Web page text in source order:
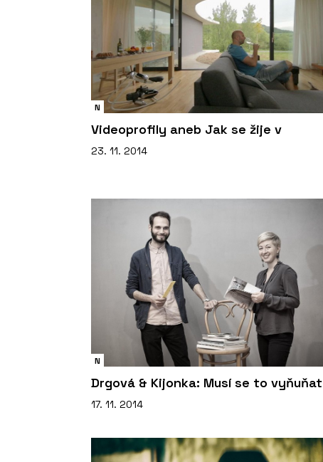
N
Videoprofily aneb Jak se žije v
23. 11. 2014
N
Drgová & Kijonka: Musí se to vyňuňat
17. 11. 2014